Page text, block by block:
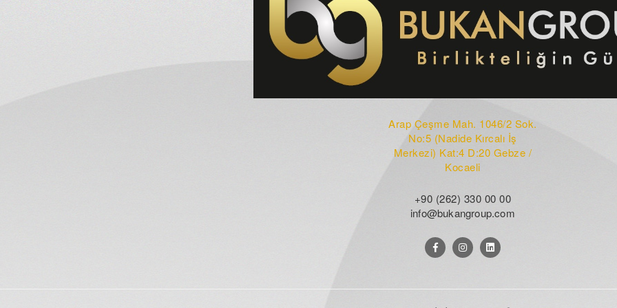
Arap Çeşme Mah. 1046/2 Sok.
No:5 (Nadide Kırcalı İş
Merkezi) Kat:4 D:20 Gebze /
Kocaeli
+90 (262) 330 00 00
info@bukangroup.com